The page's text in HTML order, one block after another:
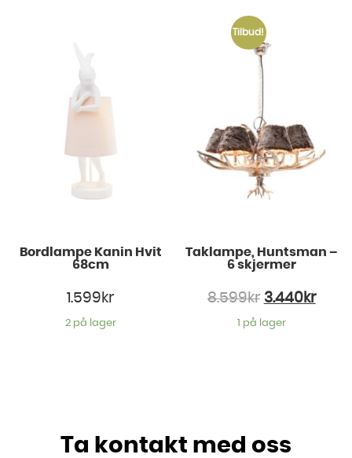
Bordlampe Kanin Hvit
68cm
1.599 kr
2 på lager
Tilbud!
Taklampe, Huntsman –
6 skjermer
8.599kr 3.440kr
1 på lager
Ta kontakt med oss